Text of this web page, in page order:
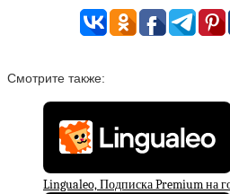
Смотрите также:
Lingualeo, Подписка Premium на